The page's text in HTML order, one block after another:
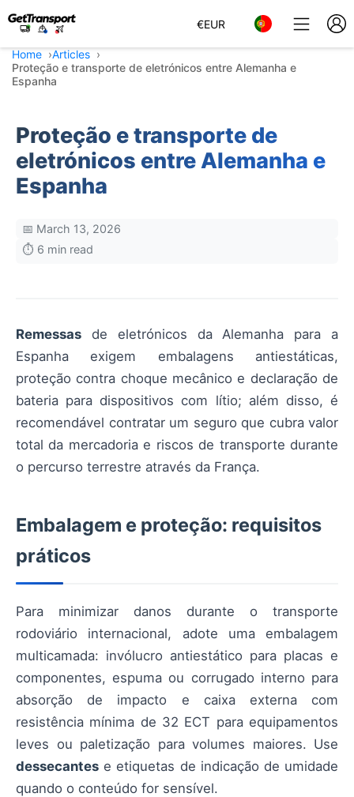
€EUR
Home
Articles
Proteção e transporte de eletrónicos entre Alemanha e
Espanha
Proteção e transporte de
eletrónicos entre Alemanha e
Espanha
📅 March 13, 2026
⏱️ 6 min read
Remessas de eletrónicos da Alemanha para a
Espanha exigem embalagens antiestáticas,
proteção contra choque mecânico e declaração de
bateria para dispositivos com lítio; além disso, é
recomendável contratar um seguro que cubra valor
total da mercadoria e riscos de transporte durante
o percurso terrestre através da França.
Embalagem e proteção: requisitos
práticos
Para minimizar danos durante o transporte
rodoviário internacional, adote uma embalagem
multicamada: invólucro antiestático para placas e
componentes, espuma ou corrugado interno para
absorção de impacto e caixa externa com
resistência mínima de 32 ECT para equipamentos
leves ou paletização para volumes maiores. Use
dessecantes e etiquetas de indicação de umidade
quando o conteúdo for sensível.